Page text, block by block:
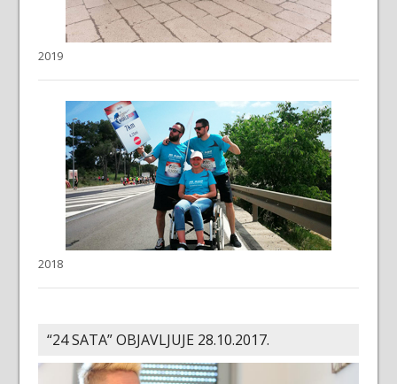
2019
2018
“24 SATA” OBJAVLJUJE 28.10.2017.